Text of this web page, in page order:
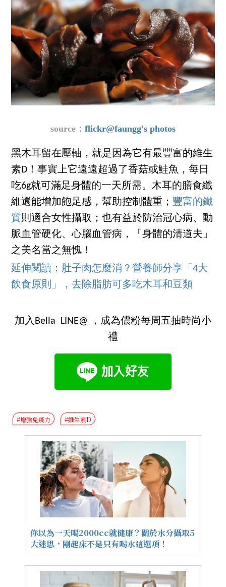
source： flickr@faungg's photos
黑木耳留在壓軸，就是因為它有最豐富的維生
素D！事實上它遠遠超過了香菇或鮭魚，每日
吃6g就可滿足身體的一天所需。木耳的膳食纖
維還能增加飽足感，幫助控制體重； 豐富的鐵
質則適合女性攝取；也有益於防治冠心病、動
脈血管硬化、心腦血管病，「身體的清道夫」
之美名當之無愧！
延伸閱讀：肚子肉怎麼消？營養師分享「4大
飲食原則」，去除脂肪可多吃木耳和豆類
加入Bella LINE@ ，成為儂粉每周五抽時尚小
禮
#增強免疫力 #維生素D
你以為一天喝2000cc就健康？關於水分攝取5
大迷思，剛起床不是只有喝水這選項！